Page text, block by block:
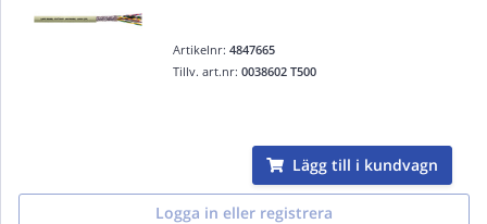
Artikelnr:4847665
Tillv. art.nr:0038602 T500
Lägg till i kundvagn
Logga in eller registrera